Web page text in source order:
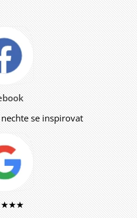
se inspirovat